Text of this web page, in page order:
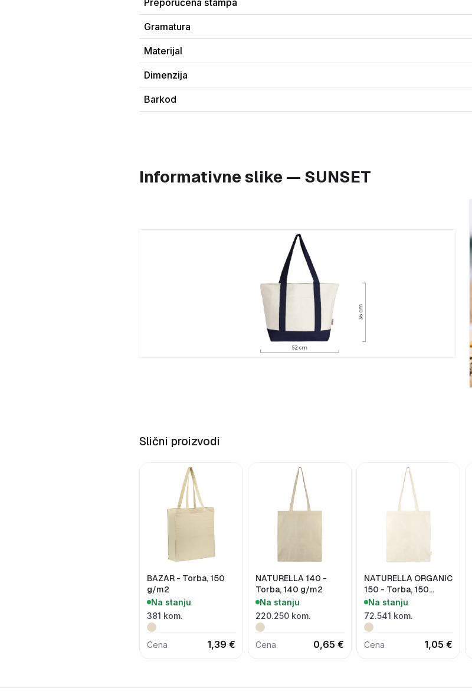
Preporučena štampa
Gramatura
Materijal
Dimenzija
Barkod
Informativne slike — SUNSET
Slični proizvodi
BAZAR - Torba, 150
g/m2
Na stanju
381 kom.
Cena 1,39 €
NATURELLA 140 -
Torba, 140 g/m2
Na stanju
220.250 kom.
Cena 0,65 €
NATURELLA ORGANIC
150 - Torba, 150
g/m2
Na stanju
72.541 kom.
Cena 1,05 €